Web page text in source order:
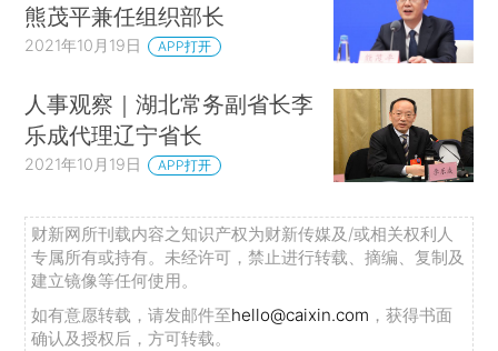
熊茂平兼任组织部长
2021年10月19日 APP打开
人事观察｜湖北常务副省长李
乐成代理辽宁省长
2021年10月19日 APP打开
财新网所刊载内容之知识产权为财新传媒及/或相关权利人
专属所有或持有。未经许可，禁止进行转载、摘编、复制及
建立镜像等任何使用。
如有意愿转载，请发邮件至hello@caixin.com ，获得书面
确认及授权后，方可转载。